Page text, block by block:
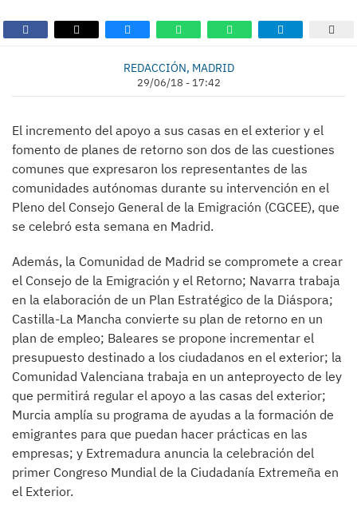
REDACCIÓN, MADRID
29/06/18 - 17:42
El incremento del apoyo a sus casas en el exterior y el
fomento de planes de retorno son dos de las cuestiones
comunes que expresaron los representantes de las
comunidades autónomas durante su intervención en el
Pleno del Consejo General de la Emigración (CGCEE), que
se celebró esta semana en Madrid.
Además, la Comunidad de Madrid se compromete a crear
el Consejo de la Emigración y el Retorno; Navarra trabaja
en la elaboración de un Plan Estratégico de la Diáspora;
Castilla-La Mancha convierte su plan de retorno en un
plan de empleo; Baleares se propone incrementar el
presupuesto destinado a los ciudadanos en el exterior; la
Comunidad Valenciana trabaja en un anteproyecto de ley
que permitirá regular el apoyo a las casas del exterior;
Murcia amplía su programa de ayudas a la formación de
emigrantes para que puedan hacer prácticas en las
empresas; y Extremadura anuncia la celebración del
primer Congreso Mundial de la Ciudadanía Extremeña en
el Exterior.